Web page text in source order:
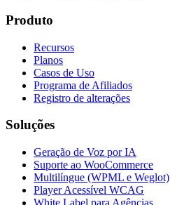
Produto
Recursos
Planos
Casos de Uso
Programa de Afiliados
Registro de alterações
Soluções
Geração de Voz por IA
Suporte ao WooCommerce
Multilíngue (WPML e Weglot)
Player Acessível WCAG
White Label para Agências